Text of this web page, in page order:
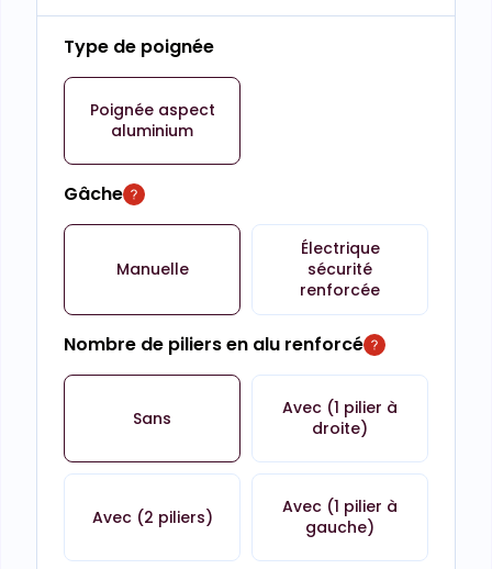
Type de poignée
Poignée aspect
aluminium
Gâche
Manuelle
Électrique
sécurité
renforcée
Nombre de piliers en alu renforcé
Sans
Avec (1 pilier à
droite)
Avec (2 piliers)
Avec (1 pilier à
gauche)